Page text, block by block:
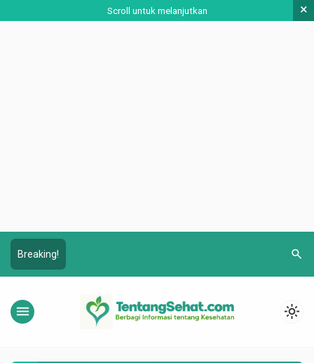
Scroll untuk melanjutkan ×
Breaking! search
menu light_mode